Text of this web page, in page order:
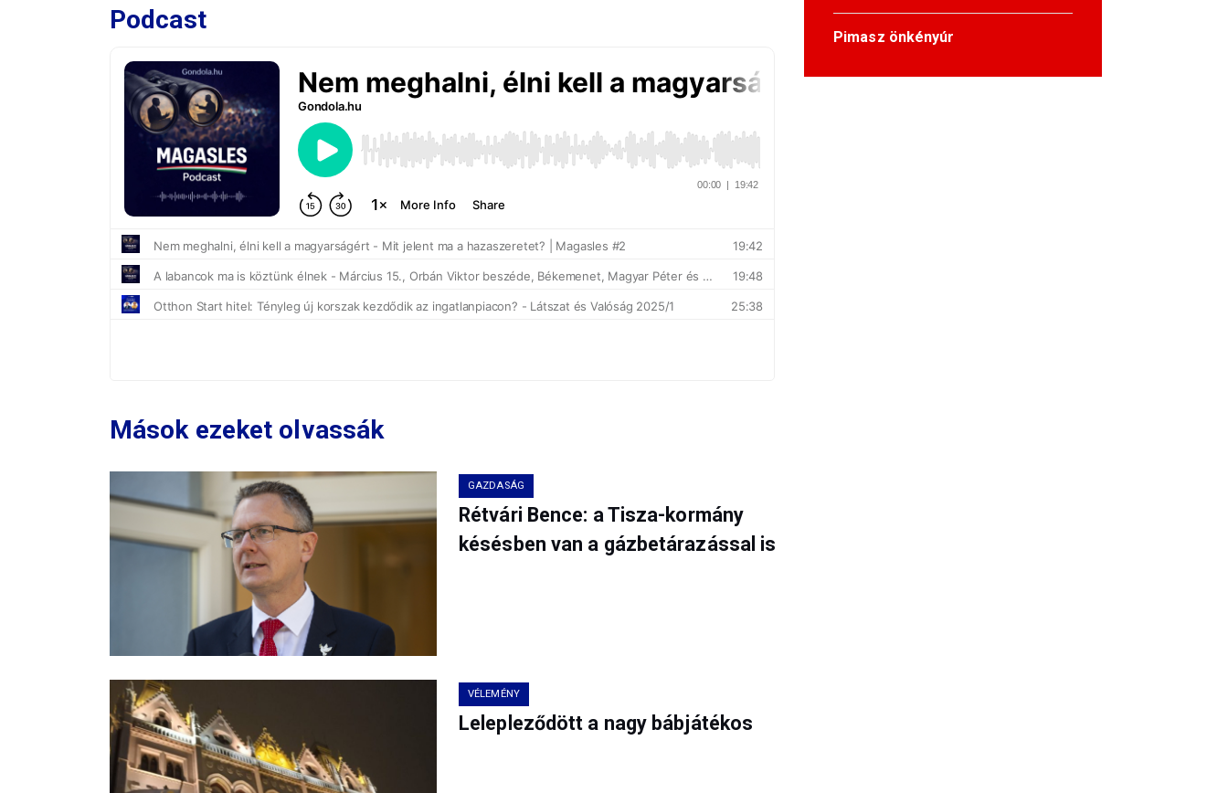
Podcast
Mások ezeket olvassák
GAZDASÁG
Rétvári Bence: a Tisza-kormány
késésben van a gázbetárazással is
VÉLEMÉNY
Lelepleződött a nagy bábjátékos
Pimasz önkényúr